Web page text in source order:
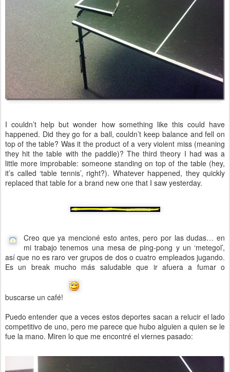
I couldn’t help but wonder how something like this could have
happened. Did they go for a ball, couldn’t keep balance and fell on
top of the table? Was it the product of a very violent miss (meaning
they hit the table with the paddle)? The third theory I had was a
little more improbable: someone standing on top of the table (hey,
it’s called ‘table tennis’, right?). Whatever happened, they quickly
replaced that table for a brand new one that I saw yesterday.
Creo que ya mencioné esto antes, pero por las dudas… en
mi trabajo tenemos una mesa de ping-pong y un ‘metegol’,
así que no es raro ver grupos de dos o cuatro empleados jugando.
Es un break mucho más saludable que ir afuera a fumar o
buscarse un café!
Puedo entender que a veces estos deportes sacan a relucir el lado
competitivo de uno, pero me parece que hubo alguien a quien se le
fue la mano. Miren lo que me encontré el viernes pasado: